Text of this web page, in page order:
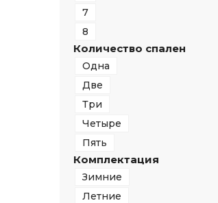
7
8
Количество спален
Одна
Две
Три
Четыре
Пять
Комплектация
Зимние
Летние